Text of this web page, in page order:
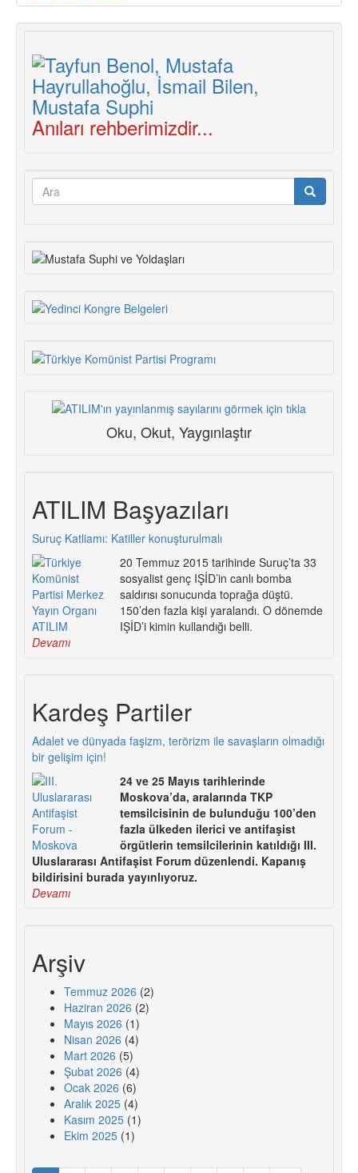
Anıları rehberimizdir...
Arama
Oku, Okut, Yaygınlaştır
ATILIM Başyazıları
Suruç Katliamı: Katiller konuşturulmalı
20 Temmuz 2015 tarihinde Suruç’ta 33
sosyalist genç IŞİD’in canlı bomba
saldırısı sonucunda toprağa düştü.
150’den fazla kişi yaralandı. O dönemde
IŞİD’i kimin kullandığı belli.
Devamı
Kardeş Partiler
Adalet ve dünyada faşizm, terörizm ile savaşların olmadığı
bir gelişim için!
24 ve 25 Mayıs tarihlerinde
Moskova’da, aralarında TKP
temsilcisinin de bulunduğu 100’den
fazla ülkeden ilerici ve antifaşist
örgütlerin temsilcilerinin katıldığı III.
Uluslararası Antifaşist Forum düzenlendi. Kapanış
bildirisini burada yayınlıyoruz.
Devamı
Arşiv
Temmuz 2026 (2)
Haziran 2026 (2)
Mayıs 2026 (1)
Nisan 2026 (4)
Mart 2026 (5)
Şubat 2026 (4)
Ocak 2026 (6)
Aralık 2025 (4)
Kasım 2025 (1)
Ekim 2025 (1)